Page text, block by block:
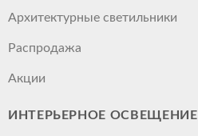
Архитектурные светильники
Распродажа
Акции
ИНТЕРЬЕРНОЕ ОСВЕЩЕНИЕ